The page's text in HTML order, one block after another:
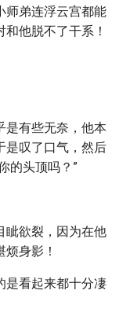
师弟连浮云宫都能
他脱不了干系！
是有些无奈，他本
是叹了口气，然后
的头顶吗？”
眦欲裂，因为在他
身影！
是看起来都十分凄